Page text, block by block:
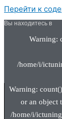
Перейти к
Вы находитесь в
Warning:
/home/i/
Warning:
or an object
/home/i/